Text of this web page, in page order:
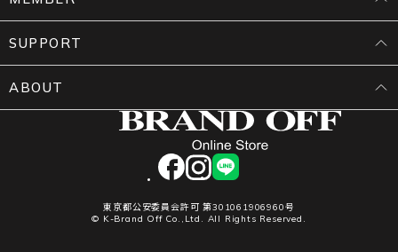
facebookinstagram
LINE
東京都公安委員会許可 第301061906960号
© K-Brand Off Co.,Ltd. All Rights Reserved.
SUPPORT
ABOUT